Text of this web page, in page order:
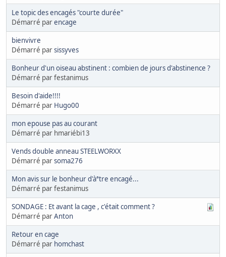
Le topic des encagés "courte durée"
Démarré parencage
bienvivre
Démarré parsissyves
Bonheur d'un oiseau abstinent : combien de jours d'abstinence ?
Démarré par festanimus
Besoin d'aide!!!!
Démarré par Hugo00
mon epouse pas au courant
Démarré par hmariébi13
Vends double anneau STEELWORXX
Démarré parsoma276
Mon avis sur le bonheur d'àªtre encagé...
Démarré par festanimus
SONDAGE : Et avant la cage , c'était comment ?
Démarré parAnton
Retour en cage
Démarré par homchast